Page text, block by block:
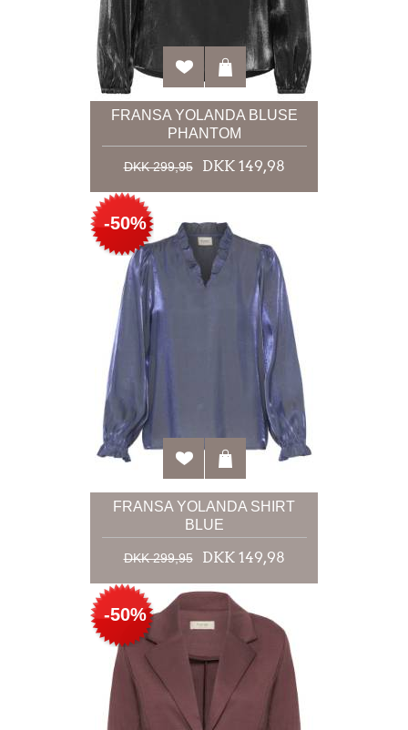
FRANSA YOLANDA BLUSE
PHANTOM
DKK 299,95 DKK 149,98
-50%
FRANSA YOLANDA SHIRT
BLUE
DKK 299,95 DKK 149,98
-50%